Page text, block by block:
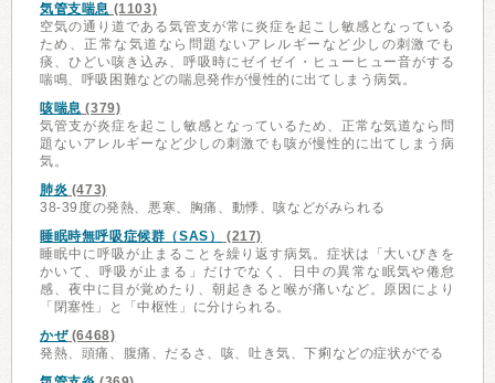
気管支喘息 (1103)
空気の通り道である気管支が常に炎症を起こし敏感となっている
ため、正常な気道なら問題ないアレルギーなど少しの刺激でも
痰、ひどい咳き込み、呼吸時にゼイゼイ・ヒューヒュー音がする
喘鳴、呼吸困難などの喘息発作が慢性的に出てしまう病気。
咳喘息 (379)
気管支が炎症を起こし敏感となっているため、正常な気道なら問
題ないアレルギーなど少しの刺激でも咳が慢性的に出てしまう病
気。
肺炎 (473)
38-39度の発熱、悪寒、胸痛、動悸、咳などがみられる
睡眠時無呼吸症候群（SAS）
(217)
睡眠中に呼吸が止まることを繰り返す病気。症状は「大いびきを
かいて、呼吸が止まる」だけでなく、日中の異常な眠気や倦怠
感、夜中に目が覚めたり、朝起きると喉が痛いなど。原因により
「閉塞性」と「中枢性」に分けられる。
かぜ(6468)
発熱、頭痛、腹痛、だるさ、咳、吐き気、下痢などの症状がでる